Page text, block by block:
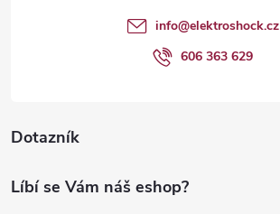
info@elektroshock.cz
606 363 629
Dotazník
Líbí se Vám náš eshop?